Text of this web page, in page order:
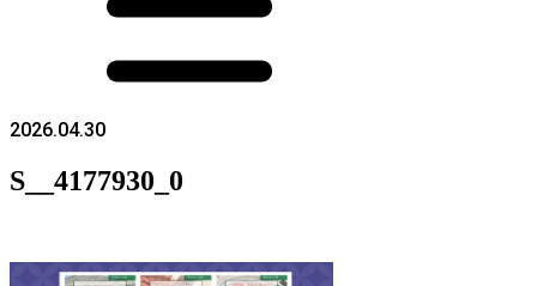
2026.04.30
S__4177930_0